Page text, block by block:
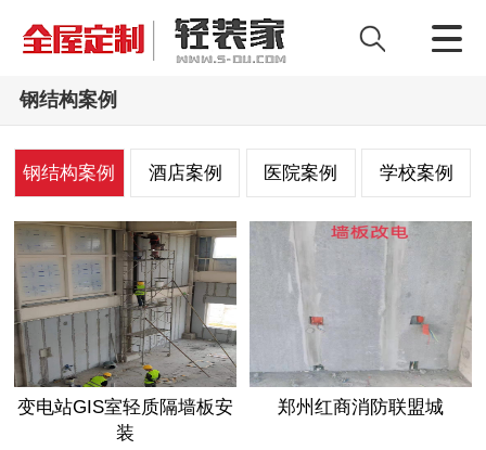
钢结构案例
钢结构案例 酒店案例 医院案例 学校案例
变电站GIS室轻质隔墙板安
装
郑州红商消防联盟城